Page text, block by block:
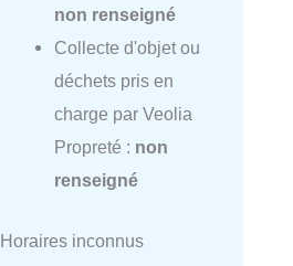
non renseigné
Collecte d'objet ou
déchets pris en
charge par Veolia
Propreté : non
renseigné
Horaires inconnus